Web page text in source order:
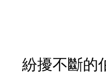
紛擾不斷的